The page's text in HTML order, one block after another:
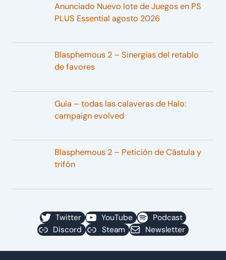
Anunciado Nuevo lote de Juegos en PS
PLUS Essential agosto 2026
Blasphemous 2 – Sinergias del retablo
de favores
Guía – todas las calaveras de Halo:
campaign evolved
Blasphemous 2 – Petición de Cástula y
trifón
Twitter YouTube
Podcast
Discord
Steam Newsletter